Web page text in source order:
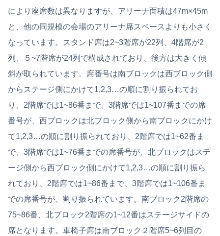
により座席数は異なりますが、アリーナ面積は47m×45m
と、他の同規模の会場のアリーナ席スペースよりも小さく
なっています。スタンド席は2~3階席が22列、4階席が2
列、５~7階席が24列で構成されており、後方は大きく傾
斜が取られています。席番号は南ブロックは西ブロック側
からステージ側にかけて1,2,3…の順に割り振られてお
り、2階席では1~86番まで、3階席では1~107番までの席
番号が、西ブロックは北ブロック側から南ブロックにかけ
て1,2,3…の順に割り振られており、2階席では1~62番ま
で、3階席では1~76番までの席番号が、北ブロックはステ
ージ側から西ブロック側にかけて1,2,3…の順に割り振ら
れており、2階席では1~86番まで、3階席では1~106番ま
での席番号が、割り振られています。南ブロック2階席の
75~86番、北ブロック2階席の1~12番はステージサイドの
席となります。車椅子席は南ブロック２階席5~6列目の